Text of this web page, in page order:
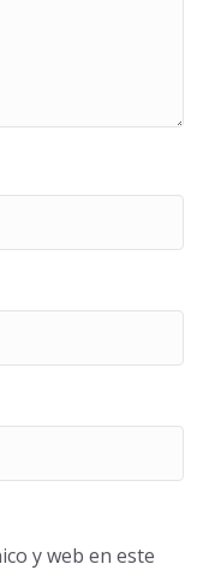
y web en este